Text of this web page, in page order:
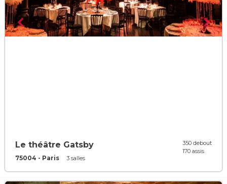
Le théâtre Gatsby
75004 - Paris 3 salles
350 debout
170 assis